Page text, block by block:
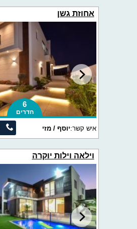
אחוזת גשן
6
חדרים
איש קשר:יוסף / מזי
וילאה וילות יוקרה